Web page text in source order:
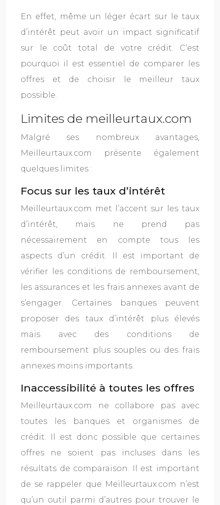
En effet, même un léger écart sur le taux
d’intérêt peut avoir un impact significatif
sur le coût total de votre crédit. C’est
pourquoi il est essentiel de comparer les
offres et de choisir le meilleur taux
possible.
Limites de meilleurtaux.com
Malgré ses nombreux avantages,
Meilleurtaux.com présente également
quelques limites :
Focus sur les taux d’intérêt
Meilleurtaux.com met l’accent sur les taux
d’intérêt, mais ne prend pas
nécessairement en compte tous les
aspects d’un crédit. Il est important de
vérifier les conditions de remboursement,
les assurances et les frais annexes avant de
s’engager. Certaines banques peuvent
proposer des taux d’intérêt plus élevés
mais avec des conditions de
remboursement plus souples ou des frais
annexes moins importants.
Inaccessibilité à toutes les offres
Meilleurtaux.com ne collabore pas avec
toutes les banques et organismes de
crédit. Il est donc possible que certaines
offres ne soient pas incluses dans les
résultats de comparaison. Il est important
de se rappeler que Meilleurtaux.com n’est
qu’un outil parmi d’autres pour trouver le